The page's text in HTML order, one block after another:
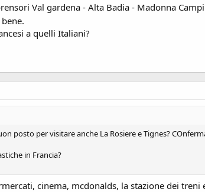
Val gardena - Alta Badia - Madonna
a quelli Italiani?
posto per visitare anche La Rosiere e Tignes?
in Francia?
cinema, mcdonalds, la stazione dei treni